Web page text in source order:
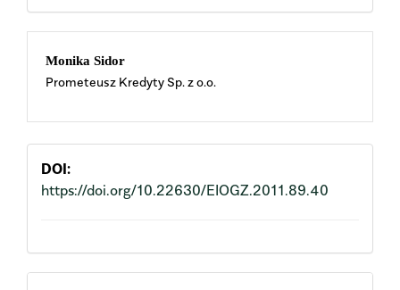
Main
Article
Content
Monika Sidor
Prometeusz Kredyty Sp. z o.o.
DOI:
https://doi.org/10.22630/EIOGZ.2011.89.40